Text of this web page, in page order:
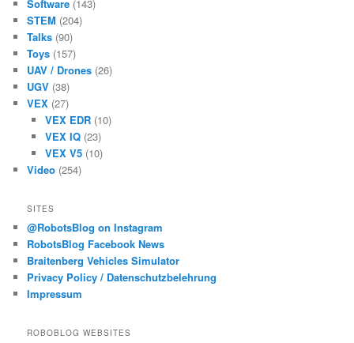
Software (143)
STEM (204)
Talks (90)
Toys (157)
UAV / Drones (26)
UGV (38)
VEX (27)
VEX EDR(10)
VEX IQ(23)
VEX V5(10)
Video (254)
SITES
@RobotsBlog on Instagram
RobotsBlog Facebook News
Braitenberg Vehicles Simulator
Privacy Policy / Datenschutzbelehrung
Impressum
ROBOBLOG WEBSITES